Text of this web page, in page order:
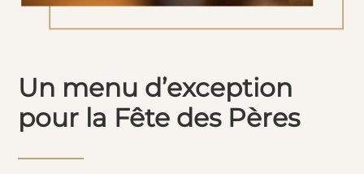
Un menu d’exception
pour la Fête des Pères